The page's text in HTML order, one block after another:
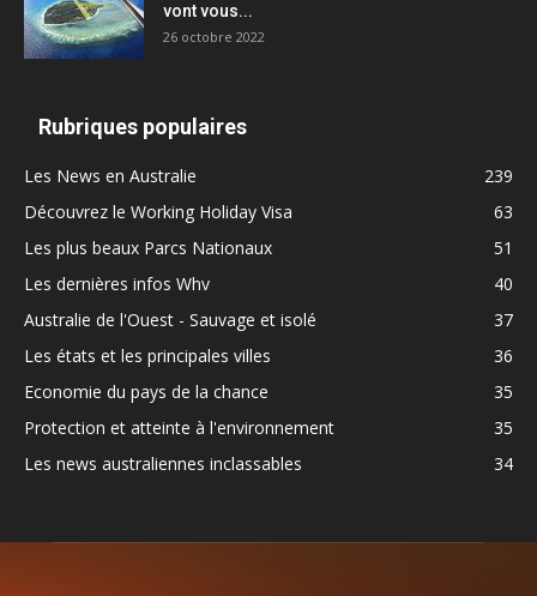
vont vous...
26 octobre 2022
Rubriques populaires
Les News en Australie
239
Découvrez le Working Holiday Visa
63
Les plus beaux Parcs Nationaux
51
Les dernières infos Whv
40
Australie de l'Ouest - Sauvage et isolé
37
Les états et les principales villes
36
Economie du pays de la chance
35
Protection et atteinte à l'environnement
35
Les news australiennes inclassables
34